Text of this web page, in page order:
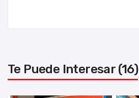
Te Puede Interesar (16)